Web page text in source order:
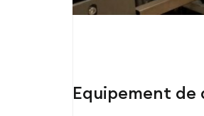
Equipement